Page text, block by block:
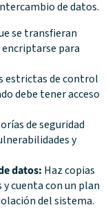
de datos.
se transfieran
encriptarse para
estrictas de control
debe tener acceso
de seguridad
y
datos: Haz copias
cuenta con un plan
del sistema.